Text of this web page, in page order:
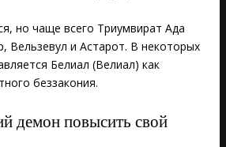
но чаще всего Триумвират Ада
Вельзевул и Астарот. В некоторых
Белиал (Велиал) как
беззакония.
демон повысить свой